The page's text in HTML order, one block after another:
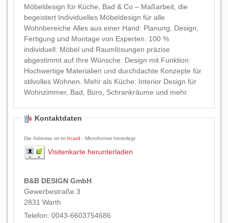
Möbeldesign für Küche, Bad & Co – Maßarbeit, die
begeistert Individuelles Möbeldesign für alle
Wohnbereiche Alles aus einer Hand: Planung, Design,
Fertigung und Montage von Experten. 100 %
individuell: Möbel und Raumlösungen präzise
abgestimmt auf Ihre Wünsche. Design mit Funktion:
Hochwertige Materialien und durchdachte Konzepte für
stilvolles Wohnen. Mehr als Küche: Interior Design für
Wohnzimmer, Bad, Büro, Schrankräume und mehr.
Kontaktdaten
Die Adresse ist im hcard - Microformat hinterlegt.
Visitenkarte herunterladen
B&B DESIGN GmbH
Gewerbestraße 3
2831 Warth
Telefon: 0043-6603754686